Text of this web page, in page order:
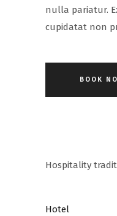
nulla pariatur.
cupidatat non
BOOK
Hospitality
Hotel